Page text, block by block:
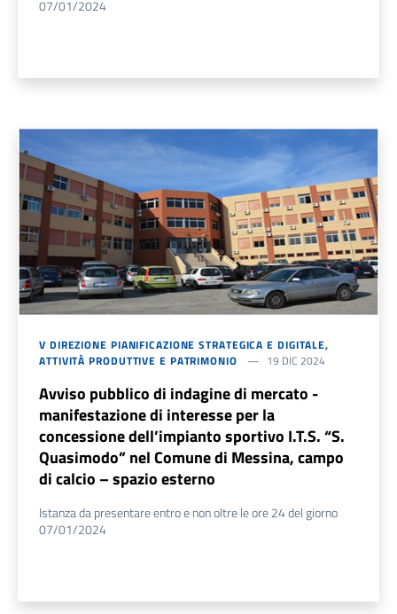
07/01/2024
V DIREZIONE PIANIFICAZIONE STRATEGICA E DIGITALE,
ATTIVITÀ PRODUTTIVE E PATRIMONIO
19 DIC 2024
Avviso pubblico di indagine di mercato -
manifestazione di interesse per la
concessione dell’impianto sportivo I.T.S. “S.
Quasimodo” nel Comune di Messina, campo
di calcio – spazio esterno
Istanza da presentare entro e non oltre le ore 24 del giorno
07/01/2024